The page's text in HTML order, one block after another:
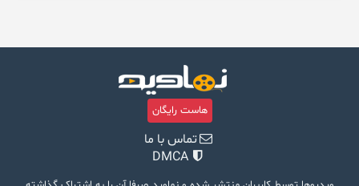
هاست رایگان
تماس با ما
DMCA